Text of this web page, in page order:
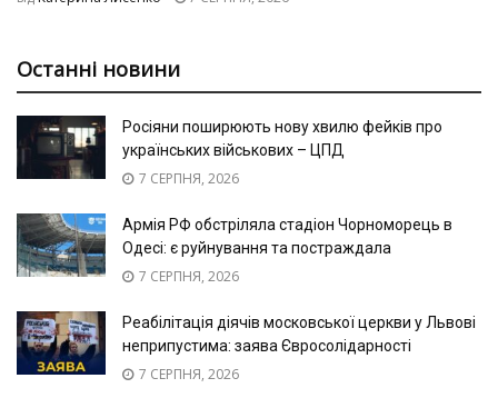
Останні новини
Росіяни поширюють нову хвилю фейків про
українських військових – ЦПД
7 СЕРПНЯ, 2026
Армія РФ обстріляла стадіон Чорноморець в
Одесі: є руйнування та постраждала
7 СЕРПНЯ, 2026
Реабілітація діячів московської церкви у Львові
неприпустима: заява Євросолідарності
7 СЕРПНЯ, 2026